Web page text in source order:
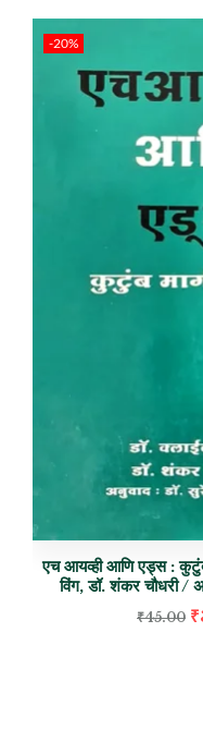
-20%
एच आयव्ही आणि एड्स : कुटुंब
विंग, डॉ. शंकर चौधरी /
₹45.00 ₹